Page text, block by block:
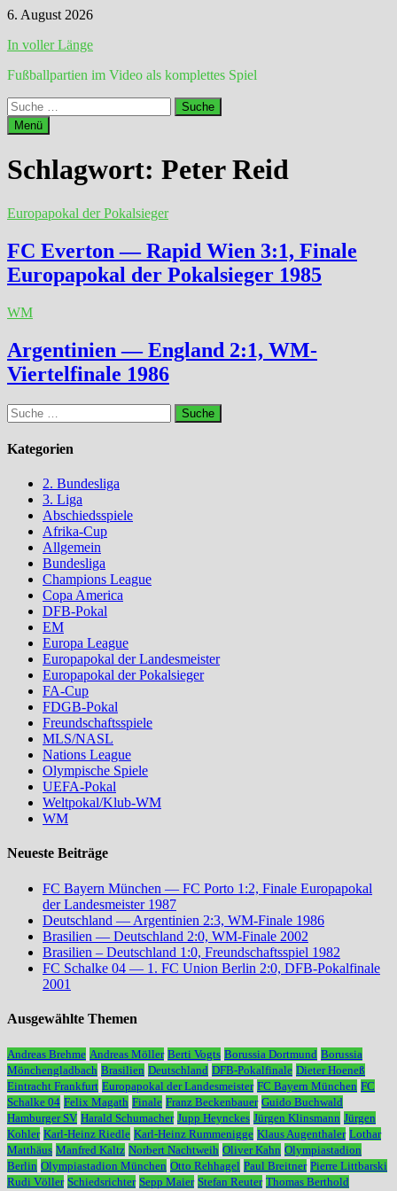
Zum
springen
6. August 2026
In voller Länge
Fußballpartien im Video als komplettes Spiel
Suche
nach:
Menü
Schlagwort: Peter Reid
Europapokal der Pokalsieger
FC Everton — Rapid Wien 3:1, Finale
Europapokal der Pokalsieger 1985
WM
Argentinien — England 2:1, WM-
Viertelfinale 1986
Suche
nach:
Kategorien
2. Bundesliga
3. Liga
Abschiedsspiele
Afrika-Cup
Allgemein
Bundesliga
Champions League
Copa America
DFB-Pokal
EM
Europa League
Europapokal der Landesmeister
Europapokal der Pokalsieger
FA-Cup
FDGB-Pokal
Freundschaftsspiele
MLS/NASL
Nations League
Olympische Spiele
UEFA-Pokal
Weltpokal/Klub-WM
WM
Neueste Beiträge
FC Bayern München — FC Porto 1:2, Finale Europapokal
der Landesmeister 1987
Deutschland — Argentinien 2:3, WM-Finale 1986
Brasilien — Deutschland 2:0, WM-Finale 2002
Brasilien – Deutschland 1:0, Freundschaftsspiel 1982
FC Schalke 04 — 1. FC Union Berlin 2:0, DFB-Pokalfinale
2001
Ausgewählte Themen
Andreas Brehme Andreas Möller Berti Vogts Borussia Dortmund Borussia
Mönchengladbach Brasilien Deutschland DFB-Pokalfinale Dieter Hoeneß
Eintracht Frankfurt Europapokal der Landesmeister FC Bayern München FC
Schalke 04 Felix Magath Finale Franz Beckenbauer Guido Buchwald
Hamburger SV Harald Schumacher Jupp Heynckes Jürgen Klinsmann Jürgen
Kohler Karl-Heinz Riedle Karl-Heinz Rummenigge Klaus Augenthaler Lothar
Matthäus Manfred Kaltz Norbert Nachtweih Oliver Kahn Olympiastadion
Berlin Olympiastadion München Otto Rehhagel Paul Breitner Pierre Littbarski
Rudi Völler Schiedsrichter Sepp Maier Stefan Reuter Thomas Berthold